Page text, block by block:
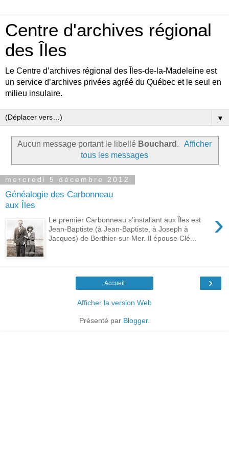
Centre d'archives régional
des Îles
Le Centre d’archives régional des Îles-de-la-Madeleine est
un service d’archives privées agréé du Québec et le seul en
milieu insulaire.
▼
Aucun message portant le libellé Bouchard .
Afficher
tous les messages
mercredi 5 décembre 2012
Généalogie des Carbonneau
aux Îles
›
Le premier Carbonneau s'installant aux Îles est
Jean-Baptiste (à Jean-Baptiste, à Joseph à
Jacques) de Berthier-sur-Mer. Il épouse Clé...
›
Accueil
Afficher la version Web
Présenté par Blogger.